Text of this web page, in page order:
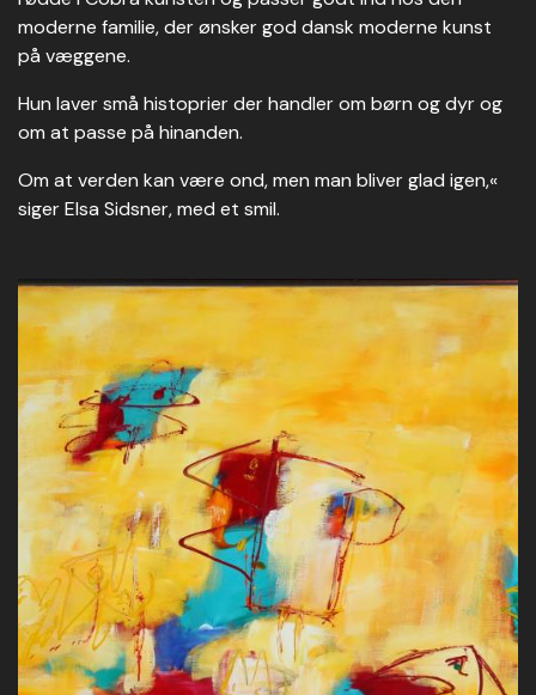
moderne familie, der ønsker god dansk moderne kunst
på væggene.
Hun laver små histoprier der handler om børn og dyr og
om at passe på hinanden.
Om at verden kan være ond, men man bliver glad igen,«
siger Elsa Sidsner, med et smil.